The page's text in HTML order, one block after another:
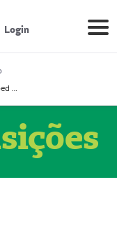
Login
Prestador Oncoped Serviços Médicos (51004335-0)